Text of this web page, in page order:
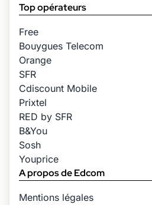
Top opérateurs
Free
Bouygues Telecom
Orange
SFR
Cdiscount Mobile
Prixtel
RED by SFR
B&You
Sosh
Youprice
A propos de Edcom
Mentions légales